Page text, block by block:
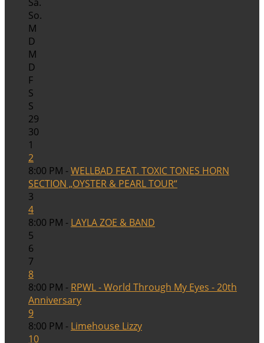
So.
M
D
M
D
F
S
S
29
30
1
2
8:00 PM -WELLBAD FEAT. TOXIC TONES HORN
SECTION „OYSTER & PEARL TOUR“
3
4
8:00 PM - LAYLA ZOE & BAND
5
6
7
8
8:00 PM - RPWL - World Through My Eyes - 20th
Anniversary
9
8:00 PM - Limehouse Lizzy
10